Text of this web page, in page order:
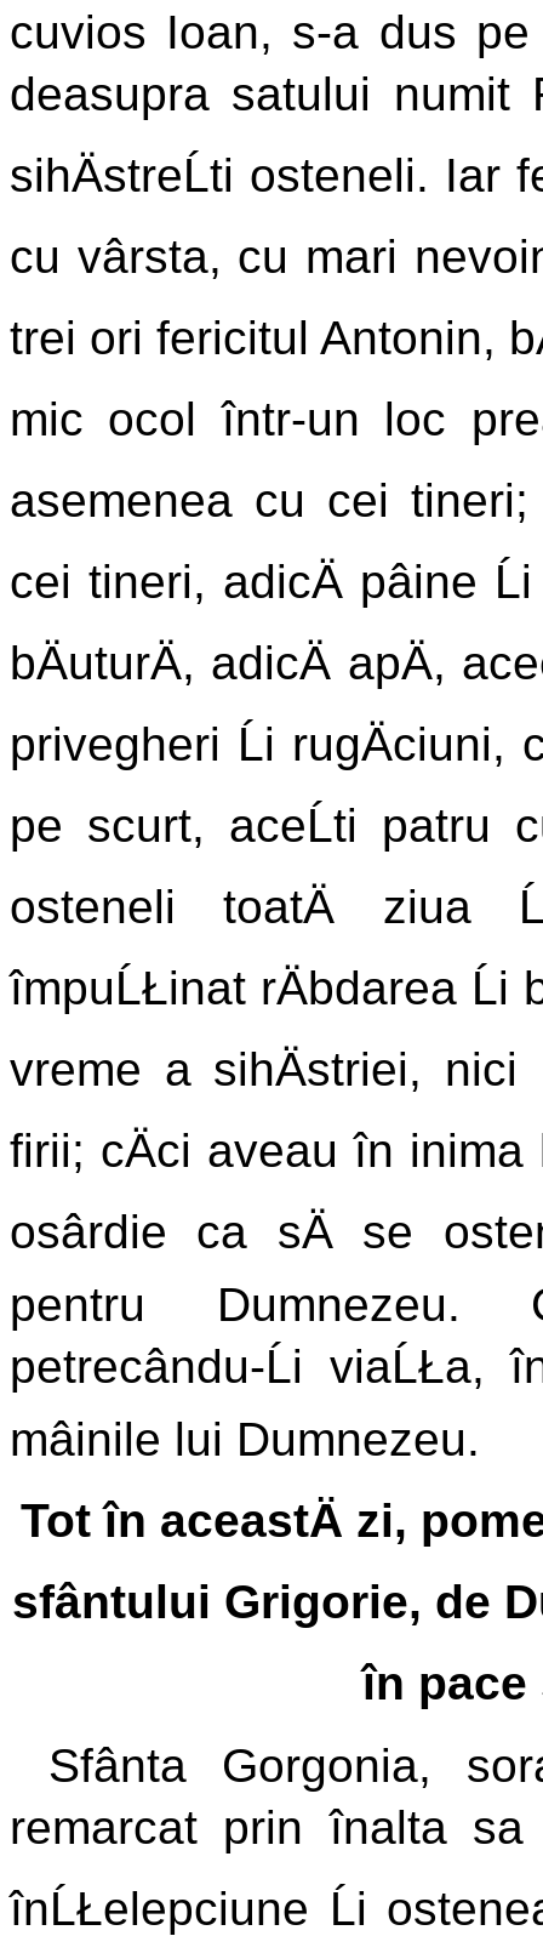
cuvios Ioan, s-a dus
deasupra satului numit
sihÄstreĹti osteneli. Iar
cu vârsta, cu mari
trei ori fericitul Antonin,
mic ocol într-un loc
asemenea cu cei tineri;
cei tineri, adicÄ pâine
bÄuturÄ, adicÄ apÄ,
privegheri Ĺi rugÄciuni,
pe scurt, aceĹti patru
osteneli toatÄ ziua
împuĹŁinat rÄbdarea Ĺi
vreme a sihÄstriei, nici
firii; cÄci aveau în inima
osârdie ca sÄ se
pentru Dumnezeu.
petrecându-Ĺi viaĹŁa,
mâinile lui Dumnezeu.
Tot în aceastÄ zi,
sfântului Grigorie, de
în pace
Sfânta Gorgonia,
remarcat prin înalta sa
înĹŁelepciune Ĺi